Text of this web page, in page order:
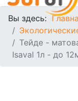
Вы здесь:
Тейде -
Isaval 1л - до